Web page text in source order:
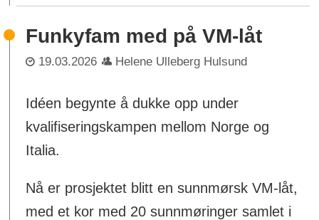
Funkyfam med på VM-låt
19.03.2026 Helene Ulleberg Hulsund
Idéen begynte å dukke opp under
kvalifiseringskampen mellom Norge og
Italia.
Nå er prosjektet blitt en sunnmørsk VM-låt,
med et kor med 20 sunnmøringer samlet i